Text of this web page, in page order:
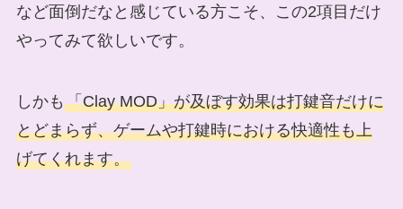
など面倒だなと感じている方こそ、この2項目だけ
やってみて欲しいです。
しかも 「Clay MOD」が及ぼす効果は打鍵音だけに
とどまらず、ゲームや打鍵時における快適性も上
げてくれます。